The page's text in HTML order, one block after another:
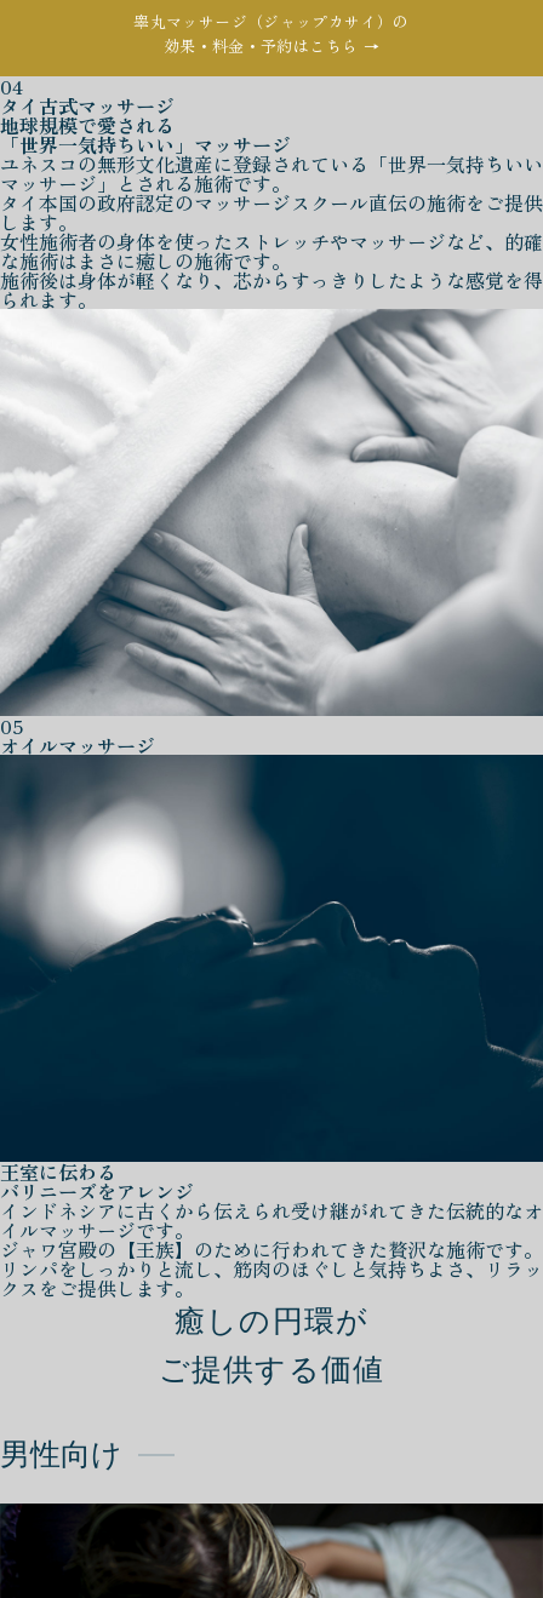
睾丸マッサージ（ジャップカサイ）の
効果・料金・予約はこちら →
04
タイ古式マッサージ
地球規模で愛される
「世界一気持ちいい」マッサージ
ユネスコの無形文化遺産に登録されている「世界一気持ちいい
マッサージ」とされる施術です。
タイ本国の政府認定のマッサージスクール直伝の施術をご提供
します。
女性施術者の身体を使ったストレッチやマッサージなど、的確
な施術はまさに癒しの施術です。
施術後は身体が軽くなり、芯からすっきりしたような感覚を得
られます。
05
オイルマッサージ
王室に伝わる
バリニーズをアレンジ
インドネシアに古くから伝えられ受け継がれてきた伝統的なオ
イルマッサージです。
ジャワ宮殿の【王族】のために行われてきた贅沢な施術です。
リンパをしっかりと流し、筋肉のほぐしと気持ちよさ、リラッ
クスをご提供します。
癒しの円環が
ご提供する価値
男性向け